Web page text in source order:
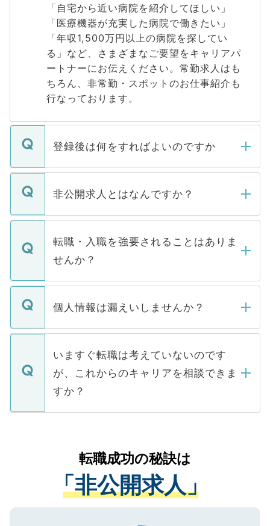
「自宅から近い病院を紹介してほしい」
「医療機器が充実した病院で働きたい」
「年収1,500万円以上の病院を探してい
る」など、さまざまなご要望をキャリアパ
ートナーにお伝えください。常勤求人はも
ちろん、非常勤・スポットのお仕事紹介も
行なっております。
登録後は何をすればよいのですか
ご登録いただきましたら、弊社担当者がご
登録内容を確認し、その後メールもしくは
ます。通常、5営業日以内にはご連絡をせて
いただきますので、しばらくお待ちくださ
非公開求人とはなんですか？
マイナビDOCTORで取り扱っている求人の
うち約3割は、Webサイトからご覧いただ
けない「非公開求人」です。非公開求人は
下記の理由によって、一般には公開してい
ません。
■応募殺到を避けるため 人気のある医療機
関を公にしてしまうと、応募が殺到する場
に、医療機関が求める条件に合った人材の
みを人材紹介会社に依頼するケースが増え
ています。
転職・入職を強要されることはありま
せんか？
転職・入職を強要することは一切ありませ
ん。また、仮に応募先から内定をいただい
定を承諾する必要はありません。内定先へ
の辞退の連絡はキャリアパートナーが行い
個人情報は漏えいしませんか？
個人情報が漏えいすることはありませんの
で、ご安心ください。当サイトからの登録
などで収集したご登録者様の個人情報は、
ご本人のキャリアアップおよび転職活動の
支援を目的に使用いたします。お預かりし
ているすべての個人データはご本人の許可
は、個人情報の取り扱いについての厳密な
管理基準を満たした事業者のみに付与され
る、プライバシーマークを取得済みです。
いますぐ転職は考えていないのです
が、これからのキャリアを相談できま
すか？
かがいして、現在の医療機関の状況や紹介
経験をまじえながら、適切なアドバイスを
させていただきます。すぐにご転職をされ
ない方には、長期的なサポートが可能です
ので、まずはご登録ください。
転職成功の秘訣は
「非公開求人」